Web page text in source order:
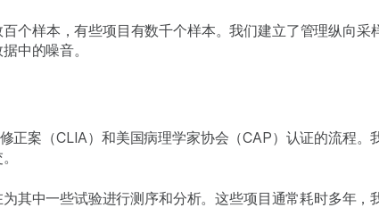
个样本，有些项目有数千个样本。我们建立了管理纵向
中的噪音。
正案（CLIA）和美国病理学家协会（CAP）认证的流程。
其中一些试验进行测序和分析。这些项目通常耗时多年